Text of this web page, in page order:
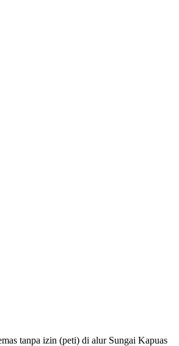
tanpa izin (peti) di alur Sungai Kapuas